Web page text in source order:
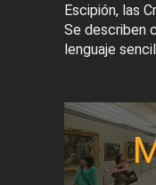
Escipión, las
Se describen
lenguaje